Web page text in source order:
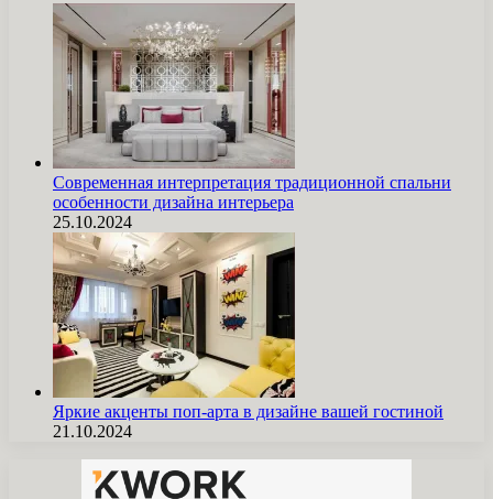
Современная интерпретация традиционной спальни
особенности дизайна интерьера
25.10.2024
Яркие акценты поп-арта в дизайне вашей гостиной
21.10.2024